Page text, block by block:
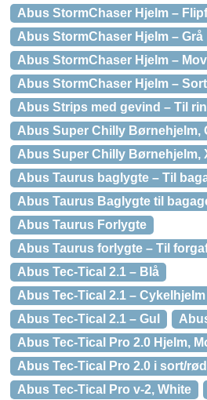
Abus StormChaser Hjelm –
Abus StormChaser Hjelm – Grå
Abus StormChaser Hjelm –
Abus StormChaser Hjelm – Sort
Abus Strips med gevind – Til
Abus Super Chilly Børnehjelm,
Abus Super Chilly Børnehjelm,
Abus Taurus baglygte – Til
Abus Taurus Baglygte til
Abus Taurus Forlygte
Abus Taurus forlygte – Til
Abus Tec-Tical 2.1 – Blå
Abus Tec-Tical 2.1 –
Abus Tec-Tical 2.1 – Gul
Abus Tec-Tical Pro 2.0 Hjelm,
Abus Tec-Tical Pro 2.0 i sort/rød
Abus Tec-Tical Pro v-2, White